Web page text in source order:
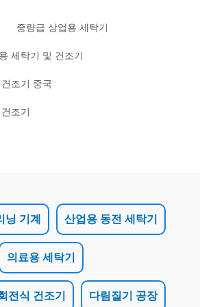
중량급 상업용 세탁기
세탁기 및 건조기
조기 중국
조기
닝 기계 산업용 동전 세탁기
의료용 세탁기
전식 건조기 다림질기 공장